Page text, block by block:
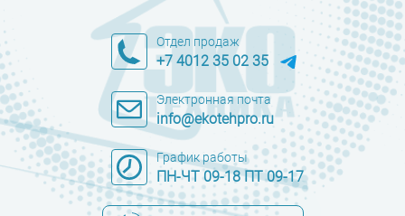
Отдел продаж
+7 4012 35 02 35
Электронная почта
info@ekotehpro.ru
График работы
ПН-ЧТ 09-18 ПТ 09-17